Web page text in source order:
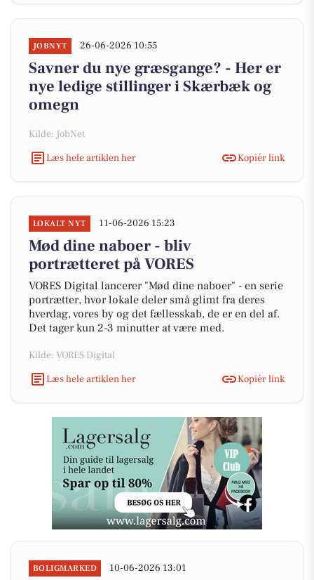
JOBNYT 26-06-2026 10:55
Savner du nye græsgange? - Her er
nye ledige stillinger i Skærbæk og
omegn
Kilde: JobNet
Læs hele artiklen her
Kopiér link
LOKALT NYT 11-06-2026 15:23
Mød dine naboer - bliv
portrætteret på VORES
VORES Digital lancerer "Mød dine naboer" - en serie
portrætter, hvor lokale deler små glimt fra deres
hverdag, vores by og det fællesskab, de er en del af.
Det tager kun 2-3 minutter at være med.
Kilde: VORES Digital
Læs hele artiklen her
Kopiér link
BOLIGMARKED 10-06-2026 13:01